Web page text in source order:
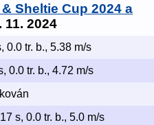
Sheltie Cup 2024 a
11. 2024
0.0 tr. b., 5.38 m/s
0.0 tr. b., 4.72 m/s
s, 0.0 tr. b., 5.0 m/s